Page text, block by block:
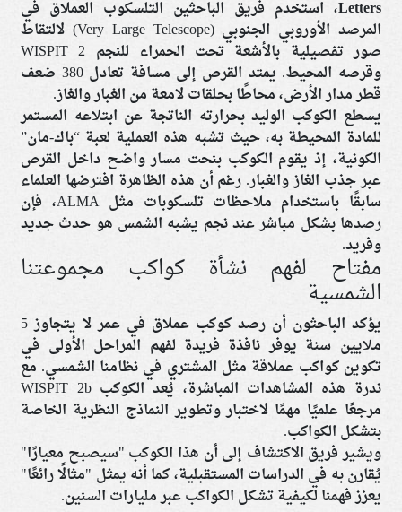
Letters، استخدم فريق الباحثين التلسكوب العملاق في
المرصد الأوروبي الجنوبي (Very Large Telescope) لالتقاط
صور تفصيلية بالأشعة تحت الحمراء للنجم WISPIT 2
وقرصه المحيط. يمتد القرص إلى مسافة تعادل 380 ضعف
قطر مدار الأرض، محاطًا بحلقات لامعة من الغبار والغاز.
يسطع الكوكب الوليد بحرارته الناتجة عن ابتلاعه المستمر
للمادة المحيطة به، حيث تشبه هذه العملية لعبة “باك-مان”
الكونية، إذ يقوم الكوكب بنحت مسار واضح داخل القرص
عبر جذب الغاز والغبار. رغم أن هذه الظاهرة افترضها العلماء
سابقًا باستخدام ملاحظات تلسكوبات مثل ALMA، فإن
رصدها بشكل مباشر عند نجم يشبه الشمس هو حدث جديد
وفريد.
مفتاح لفهم نشأة كواكب مجموعتنا
الشمسية
يؤكد الباحثون أن رصد كوكب عملاق في عمر لا يتجاوز 5
ملايين سنة يوفر نافذة فريدة لفهم المراحل الأولى في
تكوين كواكب عملاقة مثل المشتري في نظامنا الشمسي. مع
ندرة هذه المشاهدات المباشرة، يُعد الكوكب WISPIT 2b
مرجعًا علميًا مهمًا لاختبار وتطوير النماذج النظرية الخاصة
بتشكل الكواكب.
ويشير فريق الاكتشاف إلى أن هذا الكوكب "سيصبح معيارًا"
يُقارن به في الدراسات المستقبلية، كما أنه يمثل "مثالًا رائعًا"
يعزز فهمنا لكيفية تشكل الكواكب عبر مليارات السنين.